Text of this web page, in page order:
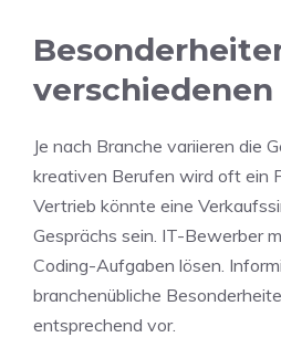
Je nach Branche variieren die
kreativen Berufen wird oft ein
Vertrieb könnte eine
Gesprächs sein. IT-Bewerber
Coding-Aufgaben lösen.
branchenübliche
entsprechend vor.